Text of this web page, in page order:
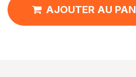
AJOUTER AU